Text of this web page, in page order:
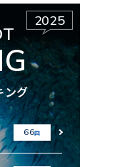
2025
ング
66回